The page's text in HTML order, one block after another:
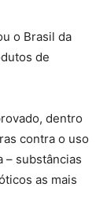
o Brasil da
de
dentro
contra o uso
– substâncias
as mais